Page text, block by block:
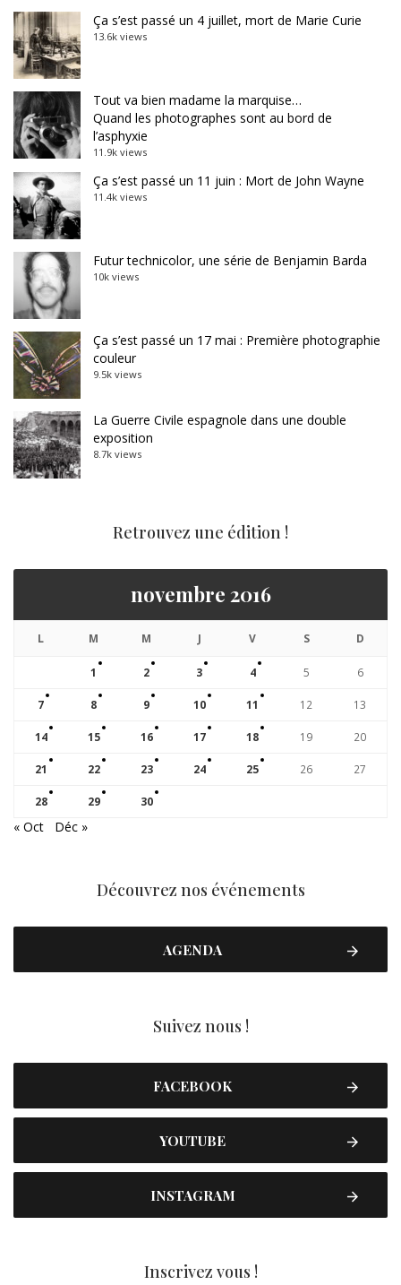
Ça s’est passé un 4 juillet, mort de Marie Curie
13.6k views
Tout va bien madame la marquise…
Quand les photographes sont au bord de
l’asphyxie
11.9k views
Ça s’est passé un 11 juin : Mort de John Wayne
11.4k views
Futur technicolor, une série de Benjamin Barda
10k views
Ça s’est passé un 17 mai : Première photographie
couleur
9.5k views
La Guerre Civile espagnole dans une double
exposition
8.7k views
Retrouvez une édition !
novembre 2016
L M M J V S D
1 2 3 4 5 6
7 8 9 10 11 12 13
14 15 16 17 18 19 20
21 22 23 24 25 26 27
28 29 30
« Oct Déc »
Découvrez nos événements
AGENDA
Suivez nous !
FACEBOOK
YOUTUBE
INSTAGRAM
Inscrivez vous !